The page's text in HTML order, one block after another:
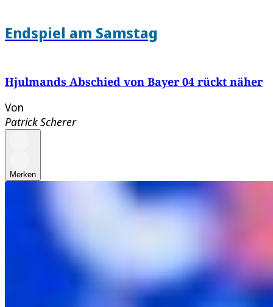
Endspiel am Samstag
Hjulmands Abschied von Bayer 04 rückt näher
Von
Patrick Scherer
Merken